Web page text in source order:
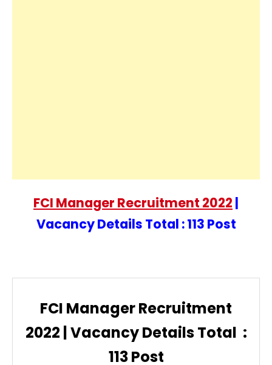
FCI Manager Recruitment 2022 |
Vacancy Details Total : 113 Post
FCI Manager Recruitment
2022 | Vacancy Details Total :
113 Post